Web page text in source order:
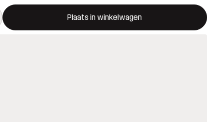
Plaats in winkelwagen
een modal met de bevestiging van een nieuw item in het